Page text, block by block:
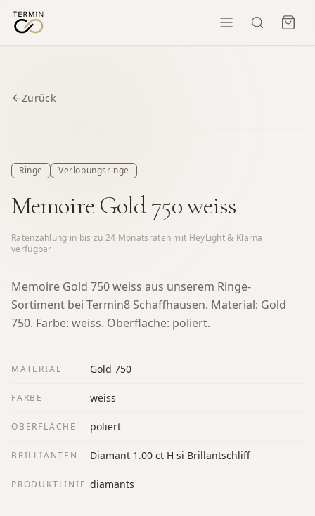
Zurück
Ringe Verlobungsringe
Memoire Gold 750 weiss
Ratenzahlung in bis zu 24 Monatsraten mit HeyLight & Klarna
verfügbar
Memoire Gold 750 weiss aus unserem Ringe-
Sortiment bei Termin8 Schaffhausen. Material: Gold
750. Farbe: weiss. Oberfläche: poliert.
MATERIAL Gold 750
FARBE weiss
OBERFLÄCHE poliert
BRILLIANTEN Diamant 1.00 ct H si Brillantschliff
PRODUKTLINIE diamants